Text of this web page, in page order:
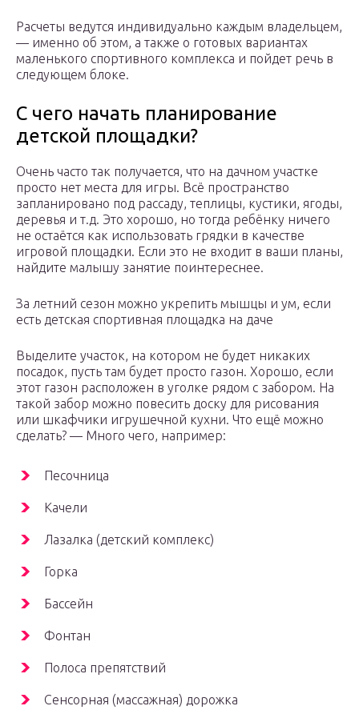
Расчеты ведутся индивидуально каждым владельцем,
— именно об этом, а также о готовых вариантах
маленького спортивного комплекса и пойдет речь в
следующем блоке.
С чего начать планирование
детской площадки?
Очень часто так получается, что на дачном участке
просто нет места для игры. Всё пространство
запланировано под рассаду, теплицы, кустики, ягоды,
деревья и т.д. Это хорошо, но тогда ребёнку ничего
не остаётся как использовать грядки в качестве
игровой площадки. Если это не входит в ваши планы,
найдите малышу занятие поинтереснее.
За летний сезон можно укрепить мышцы и ум, если
есть детская спортивная площадка на даче
Выделите участок, на котором не будет никаких
посадок, пусть там будет просто газон. Хорошо, если
этот газон расположен в уголке рядом с забором. На
такой забор можно повесить доску для рисования
или шкафчики игрушечной кухни. Что ещё можно
сделать? — Много чего, например:
Песочница
Качели
Лазалка (детский комплекс)
Горка
Бассейн
Фонтан
Полоса препятствий
Сенсорная (массажная) дорожка